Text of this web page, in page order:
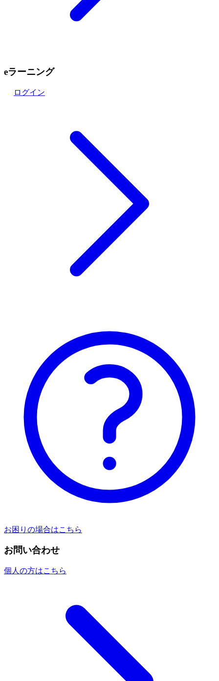
eラーニング
ログイン
お困りの場合はこちら
お問い合わせ
個人の方はこちら